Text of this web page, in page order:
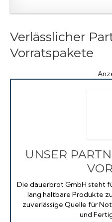
Verlässlicher
Vorratspakete
UNSER
Die dauerbrot GmbH steht
lang haltbare Produkte
zuverlässige Quelle für
und